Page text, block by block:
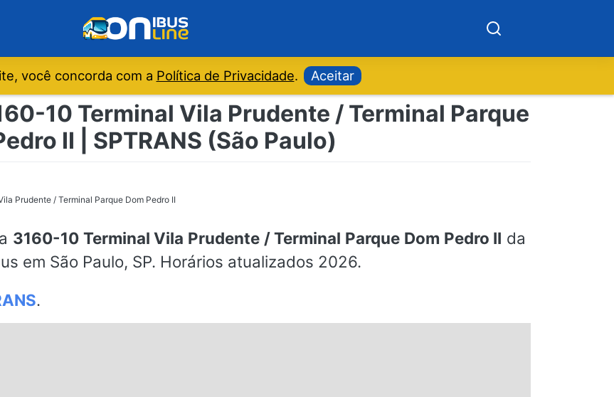
você concorda com a Política de Privacidade. Aceitar
10 Terminal Vila Prudente / Terminal Parque
II | SPTRANS (São Paulo)
Prudente / Terminal Parque Dom Pedro II
3160-10 Terminal Vila Prudente / Terminal Parque Dom Pedro II da
em São Paulo, SP. Horários atualizados 2026.
.